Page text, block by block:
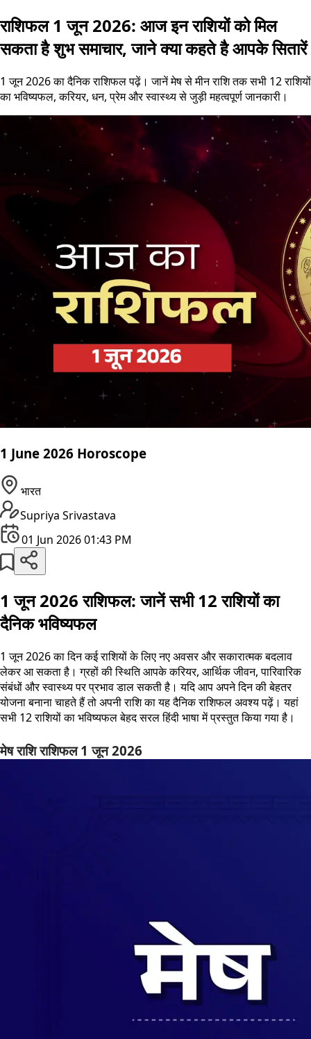
राशिफल 1 जून 2026: आज इन राशियों को मिल
सकता है शुभ समाचार, जाने क्या कहते है आपके सितारें
1 जून 2026 का दैनिक राशिफल पढ़ें। जानें मेष से मीन राशि तक सभी 12 राशियों
का भविष्यफल, करियर, धन, प्रेम और स्वास्थ्य से जुड़ी महत्वपूर्ण जानकारी।
1 June 2026 Horoscope
भारत
Supriya Srivastava
01 Jun 2026 01:43 PM
1 जून 2026 राशिफल: जानें सभी 12 राशियों का
दैनिक भविष्यफल
1 जून 2026 का दिन कई राशियों के लिए नए अवसर और सकारात्मक बदलाव
लेकर आ सकता है। ग्रहों की स्थिति आपके करियर, आर्थिक जीवन, पारिवारिक
संबंधों और स्वास्थ्य पर प्रभाव डाल सकती है। यदि आप अपने दिन की बेहतर
योजना बनाना चाहते हैं तो अपनी राशि का यह दैनिक राशिफल अवश्य पढ़ें। यहां
सभी 12 राशियों का भविष्यफल बेहद सरल हिंदी भाषा में प्रस्तुत किया गया है।
मेष राशि राशिफल 1 जून 2026